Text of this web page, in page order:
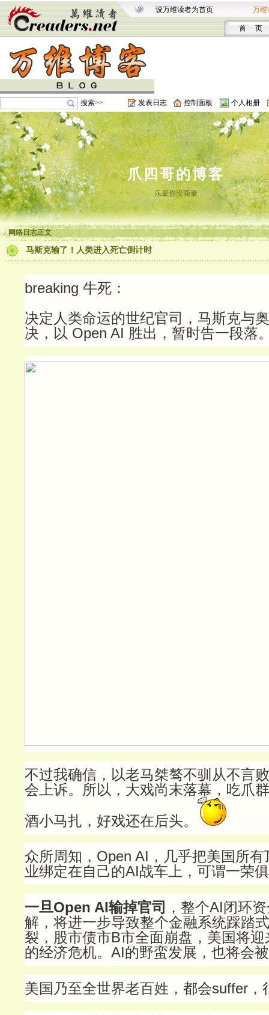
设万维读者为首页 万维
首 页
搜索>> 发表日志 控制面板 个人相册
爪四哥的博客
乐晕你没商量
网络日志正文
马斯克输了！人类进入死亡倒计时
breaking 牛死：
决定人类命运的世纪官司，马斯克与
决，以 Open AI 胜出，暂时告一段落
不过我确信，以老马桀骜不驯从不言
会上诉。所以，大戏尚末落幕，吃爪
酒小马扎，好戏还在后头。
众所周知，Open AI，几乎把美国所
业绑定在自己的AI战车上，可谓一荣
一旦Open AI输掉官司 ，整个AI闭环
解，将进一步导致整个金融系统踩踏
裂，股市债市B市全面崩盘，美国将
的经济危机。AI的野蛮发展，也将会
美国乃至全世界老百姓，都会suffer，